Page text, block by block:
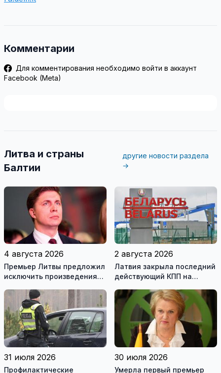
Комментарии
Для комментирования необходимо войти в аккаунт
Facebook (Meta)
Литва и страны
Балтии
другие новости раздела
→
4 августа 2026
Премьер Литвы предложил
исключить произведения
рекомендуемой
литературы
2 августа 2026
Латвия закрыла последний
действующий КПП на
31 июля 2026
Профилактические
30 июля 2026
Умерла первый премьер